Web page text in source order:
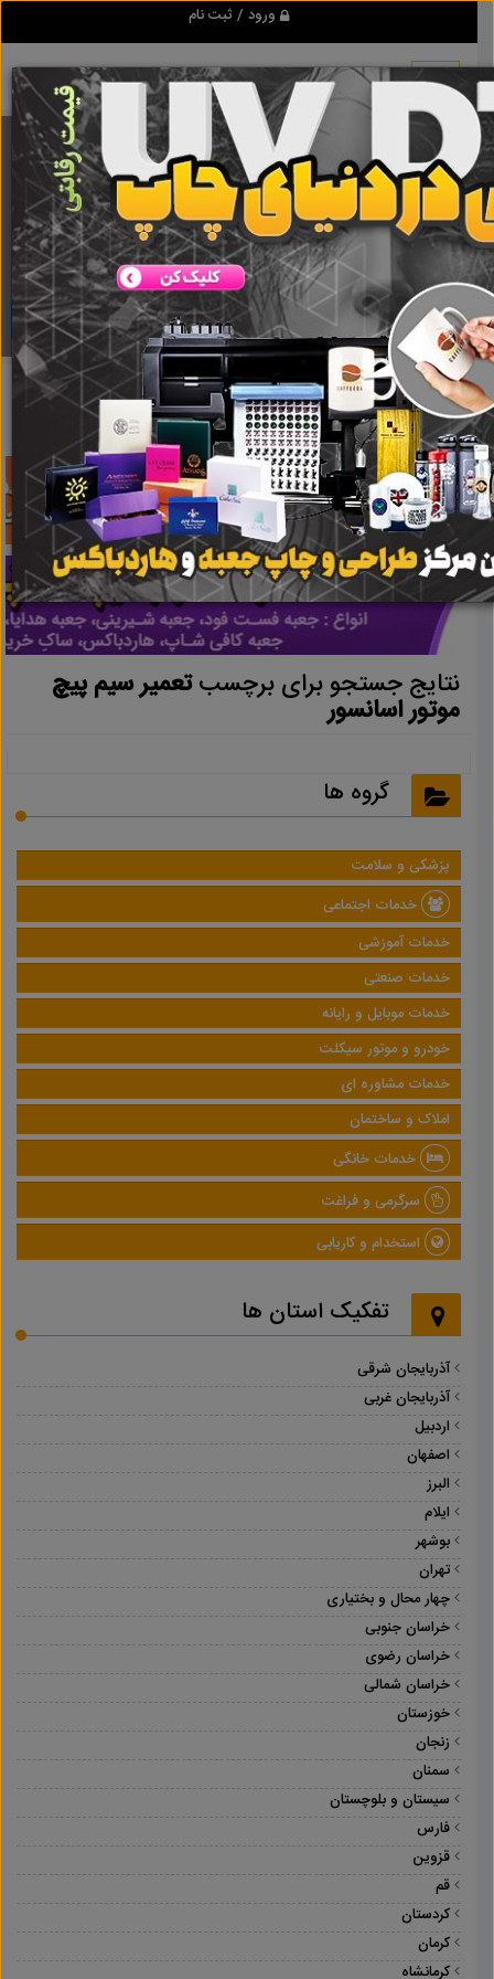
ورود / ثبت نام
برنامه اندروید تبلیغ شو
مرجع نیازمندیها و تبلیغات اینترنتی
دانلود
تبلیغ شو تعمیر سیم پیچ موتور اسانسور
نتایج جستجو برای برچسب
تعمیر سیم پیچ موتور اسانسور
نتایج جستجو برای برچسبتعمیر سیم پیچ
موتور اسانسور
گروه ها
پزشکی و سلامت
خدمات اجتماعی
خدمات آموزشی
خدمات صنعتی
خدمات موبایل و رایانه
خودرو و موتور سیکلت
خدمات مشاوره ای
املاک و ساختمان
خدمات خانگی
سرگرمی و فراغت
استخدام و کاریابی
تفکیک استان ها
آذربایجان شرقی
آذربایجان غربی
اردبیل
اصفهان
البرز
ایلام
بوشهر
تهران
چهار محال و بختیاری
خراسان جنوبی
خراسان رضوی
خراسان شمالی
خوزستان
زنجان
سمنان
سیستان و بلوچستان
فارس
قزوین
قم
کردستان
کرمان
کرمانشاه